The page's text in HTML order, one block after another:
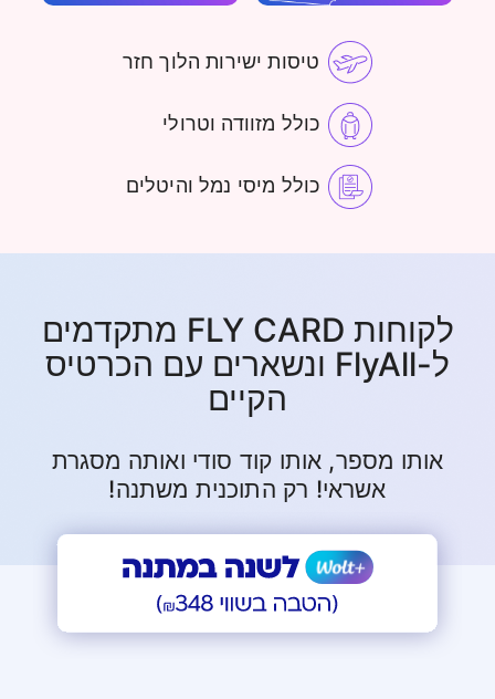
טיסות ישירות הלוך חזר
כולל מזוודה וטרולי
כולל מיסי נמל והיטלים
לקוחות FLY CARD מתקדמים
ל-FlyAll ונשארים עם הכרטיס
הקיים
אותו מספר, אותו קוד סודי ואותה מסגרת
אשראי! רק התוכנית משתנה!